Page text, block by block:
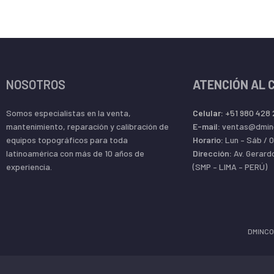
máx. Potencia de salida:
NOSOTROS
Somos especialistas en la venta,
mantenimiento, reparación y calibración de
equipos topográficos para toda
latinoamérica con más de 10 años de
experiencia.
ATENCIÓN AL
Celular: +51 980 428
E-mail:
Horario: Lun – Sáb /
Dirección: Av.
(SMP – LIMA – PERÚ)